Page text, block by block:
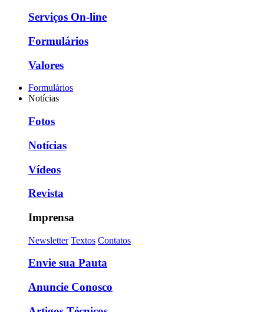
Serviços On-line
Formulários
Valores
Formulários
Notícias
Fotos
Notícias
Vídeos
Revista
Imprensa
Newsletter Textos Contatos
Envie sua Pauta
Anuncie Conosco